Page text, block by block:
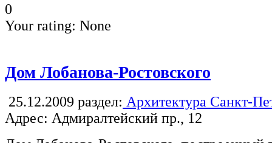
0
Your rating: None
Дом Лобанова-Ростовского
25.12.2009 раздел: Архитектура Санкт-
Адрес: Адмиралтейский пр., 12